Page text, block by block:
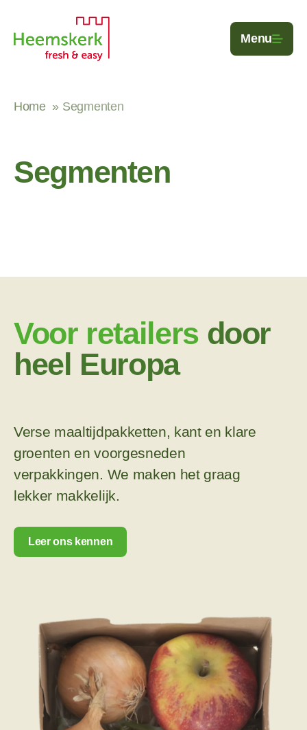
Menu
Home Segmenten
Segmenten
Voor retailersdoor
heel Europa
Verse maaltijdpakketten, kant en klare
groenten en voorgesneden
verpakkingen. We maken het graag
lekker makkelijk.
Leer ons kennen